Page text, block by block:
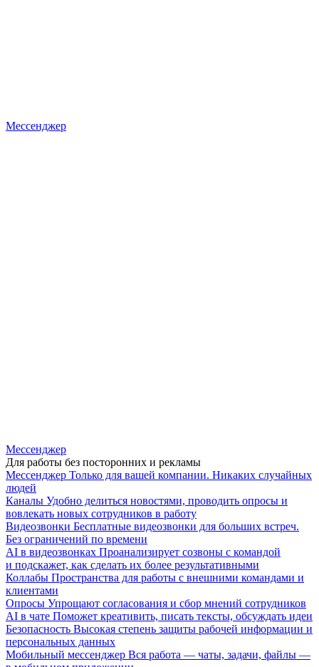
Мессенджер
Мессенджер
Для работы без посторонних и рекламы
Мессенджер Только для вашей компании. Никаких случайных
людей
Каналы Удобно делиться новостями, проводить опросы и
вовлекать новых сотрудников в работу
Видеозвонки Бесплатные видеозвонки для больших встреч.
Без ограничений по времени
AI в видеозвонках Проанализирует созвоны с командой
и подскажет, как сделать их более результативными
Коллабы Пространства для работы с внешними командами и
клиентами
Опросы Упрощают согласования и сбор мнений сотрудников
AI в чате Поможет креативить, писать тексты, обсуждать идеи
Безопасность Высокая степень защиты рабочей информации и
персональных данных
Мобильный мессенджер Вся работа — чаты, задачи, файлы —